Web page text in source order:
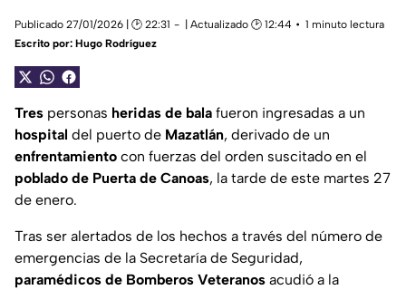
Publicado 27/01/2026 | 🕑 22:31 | Actualizado 🕑 12:44
1 minuto lectura
Escrito por: Hugo Rodríguez
Tres personas heridas de bala fueron ingresadas a un
hospital del puerto de Mazatlán, derivado de un
enfrentamiento con fuerzas del orden suscitado en el
poblado de Puerta de Canoas, la tarde de este martes 27
de enero.
Tras ser alertados de los hechos a través del número de
emergencias de la Secretaría de Seguridad,
paramédicos de Bomberos Veteranos acudió a la